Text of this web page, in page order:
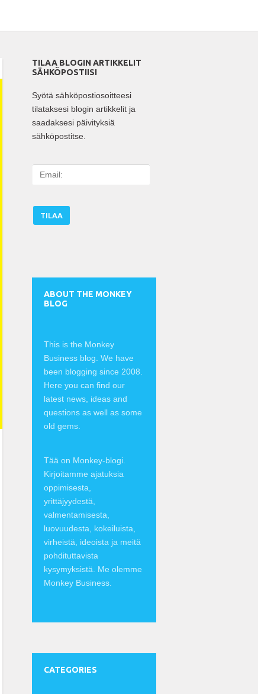
TILAA BLOGIN ARTIKKELIT
SÄHKÖPOSTIISI
Syötä sähköpostiosoitteesi
tilataksesi blogin artikkelit ja
saadaksesi päivityksiä
sähköpostitse.
l
ABOUT THE MONKEY
BLOG
This is the Monkey
Business blog. We have
been blogging since 2008.
Here you can find our
latest news, ideas and
questions as well as some
old gems.
Tää on Monkey-blogi.
Kirjoitamme ajatuksia
oppimisesta,
yrittäjyydestä,
valmentamisesta,
luovuudesta, kokeiluista,
virheistä, ideoista ja meitä
pohdituttavista
kysymyksistä. Me olemme
Monkey Business.
CATEGORIES